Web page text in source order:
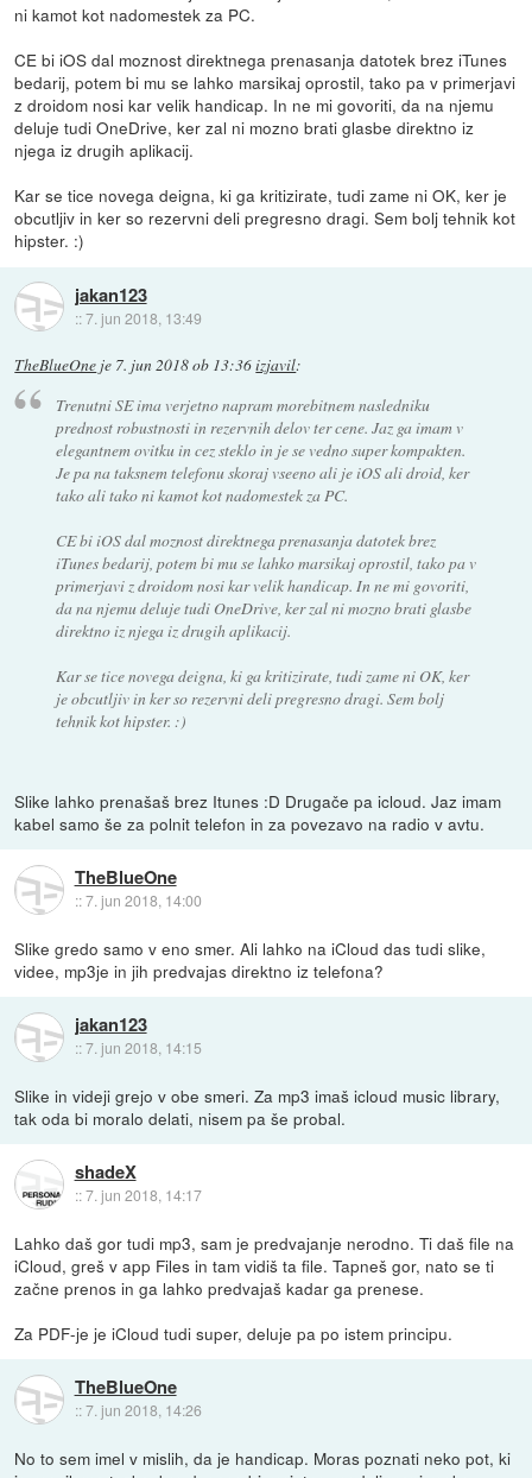
ni kamot kot nadomestek za PC.
CE bi iOS dal moznost direktnega prenasanja datotek brez iTunes
bedarij, potem bi mu se lahko marsikaj oprostil, tako pa v primerjavi
z droidom nosi kar velik handicap. In ne mi govoriti, da na njemu
deluje tudi OneDrive, ker zal ni mozno brati glasbe direktno iz
njega iz drugih aplikacij.
Kar se tice novega deigna, ki ga kritizirate, tudi zame ni OK, ker je
obcutljiv in ker so rezervni deli pregresno dragi. Sem bolj tehnik kot
hipster. :)
jakan123
::7. jun 2018, 13:49
TheBlueOne je 7. jun 2018 ob 13:36izjavil:
Trenutni SE ima verjetno napram morebitnem nasledniku
prednost robustnosti in rezervnih delov ter cene. Jaz ga imam v
elegantnem ovitku in cez steklo in je se vedno super kompakten.
Je pa na taksnem telefonu skoraj vseeno ali je iOS ali droid, ker
tako ali tako ni kamot kot nadomestek za PC.
CE bi iOS dal moznost direktnega prenasanja datotek brez
iTunes bedarij, potem bi mu se lahko marsikaj oprostil, tako pa v
primerjavi z droidom nosi kar velik handicap. In ne mi govoriti,
da na njemu deluje tudi OneDrive, ker zal ni mozno brati glasbe
direktno iz njega iz drugih aplikacij.
Kar se tice novega deigna, ki ga kritizirate, tudi zame ni OK, ker
je obcutljiv in ker so rezervni deli pregresno dragi. Sem bolj
tehnik kot hipster. :)
Slike lahko prenašaš brez Itunes :D Drugače pa icloud. Jaz imam
kabel samo še za polnit telefon in za povezavo na radio v avtu.
TheBlueOne
::7. jun 2018, 14:00
Slike gredo samo v eno smer. Ali lahko na iCloud das tudi slike,
videe, mp3je in jih predvajas direktno iz telefona?
jakan123
::7. jun 2018, 14:15
Slike in videji grejo v obe smeri. Za mp3 imaš icloud music library,
tak oda bi moralo delati, nisem pa še probal.
shadeX
::7. jun 2018, 14:17
Lahko daš gor tudi mp3, sam je predvajanje nerodno. Ti daš file na
iCloud, greš v app Files in tam vidiš ta file. Tapneš gor, nato se ti
začne prenos in ga lahko predvajaš kadar ga prenese.
Za PDF-je je iCloud tudi super, deluje pa po istem principu.
TheBlueOne
::7. jun 2018, 14:26
No to sem imel v mislih, da je handicap. Moras poznati neko pot, ki